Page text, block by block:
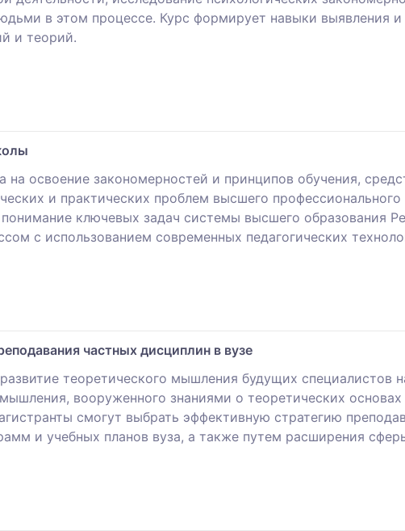
в этом процессе. Курс формирует навыки выявления и
и теорий.
на освоение закономерностей и принципов обучения,
и практических проблем высшего
ключевых задач системы высшего образования
с использованием современных педагогических
частных дисциплин в вузе
теоретического мышления будущих специалистов
вооруженного знаниями о теоретических
смогут выбрать эффективную стратегию
и учебных планов вуза, а также путем расширения